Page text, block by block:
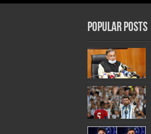
Popular Posts